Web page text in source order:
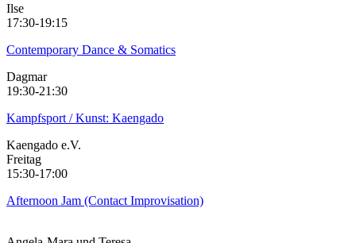
Ilse
17:30-19:15
Contemporary Dance & Somatics
Dagmar
19:30-21:30
Kampfsport / Kunst: Kaengado
Kaengado e.V.
Freitag
15:30-17:00
Afternoon Jam (Contact Improvisation)